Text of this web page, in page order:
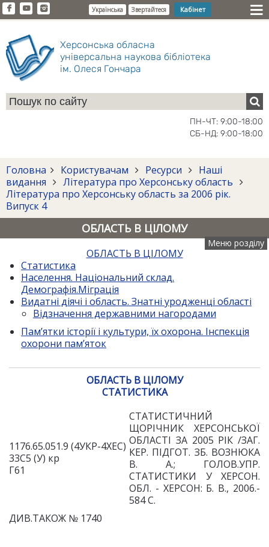
Українська Звертайтеся Кабінет
Херсонська обласна
універсальна наукова бібліотека
ім. Олеся Гончара
ПН-ЧТ: 9:00-18:00
СБ-НД: 9:00-18:00
Головна Користувачам Ресурси
Наші
видання
Література про Херсонську область
Література про Херсонську область за 2006 рік.
Випуск 4
ОБЛАСТЬ В ЦІЛОМУ
Меню розділу
ОБЛАСТЬ В ЦІЛОМУ
Статистика
Населення. Національний склад.
Демографія.Міграція
Видатні діячі і область. Знатні уродженці області
Відзначення державними нагородами
Пам’ятки історії і культури, їх охорона. Інспекція
охорони пам’яток
ОБЛАСТЬ В ЦІЛОМУ
СТАТИСТИКА
1176.65.051.9 (4УКР-4ХЕС)
33С5 (У) кр
Г61
СТАТИСТИЧНИЙ
ЩОРІЧНИК ХЕРСОНСЬКОЇ
ОБЛАСТІ ЗА 2005 РІК /ЗАГ.
КЕР. ПІДГОТ. ЗБ. ВОЗНЮКА
В. А.; ГОЛОВ.УПР.
СТАТИСТИКИ У ХЕРСОН.
ОБЛ. - ХЕРСОН: Б. В., 2006.-
584 С.
ДИВ.ТАКОЖ № 1740